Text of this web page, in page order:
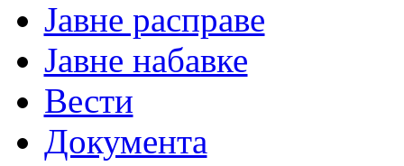
Јавне расправе
Јавне набавке
Вести
Документа